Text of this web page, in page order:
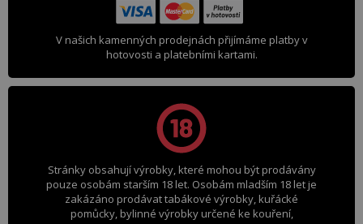
V našich kamenných prodejnách přijímáme platby v
hotovosti a platebními kartami.
Stránky obsahují výrobky, které mohou být prodávány
pouze osobám starším 18 let. Osobám mladším 18 let je
zakázáno prodávat tabákové výrobky, kuřácké
pomůcky, bylinné výrobky určené ke kouření,